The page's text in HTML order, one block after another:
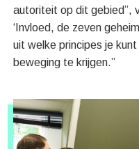
autoriteit op dit gebied”,
‘Invloed, de zeven
uit welke principes je
beweging te krijgen.”